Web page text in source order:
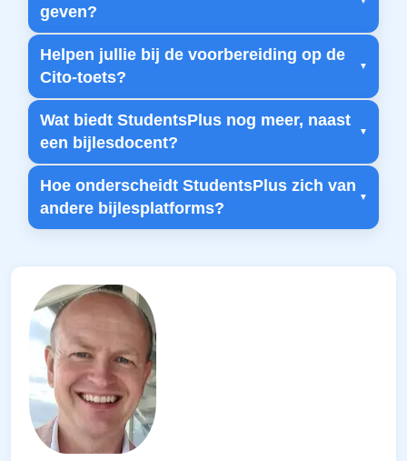
geven?
Helpen jullie bij de voorbereiding op de
Cito-toets?
Wat biedt StudentsPlus nog meer, naast
een bijlesdocent?
Hoe onderscheidt StudentsPlus zich van
andere bijlesplatforms?